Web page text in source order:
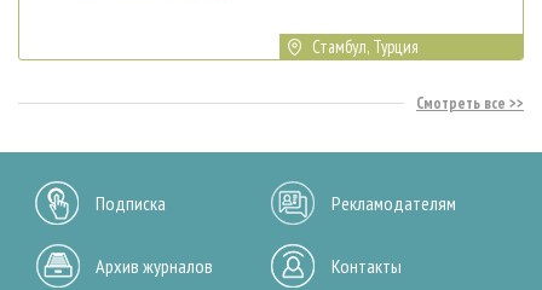
Стамбул, Турция
Смотреть все
Подписка Рекламодателям
Архив журналов Контакты